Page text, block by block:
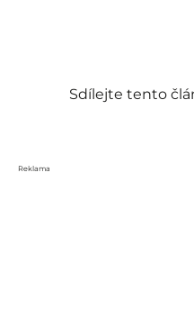
Sdílejte tento
Reklama